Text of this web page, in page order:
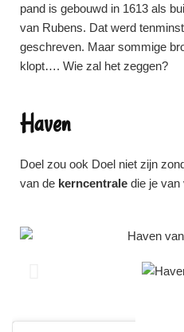
pand is gebouwd in 1613 als
van Rubens. Dat werd
geschreven. Maar sommige
klopt…. Wie zal het zeggen?
Haven
Doel zou ook Doel niet zijn
van de kerncentrale die je van